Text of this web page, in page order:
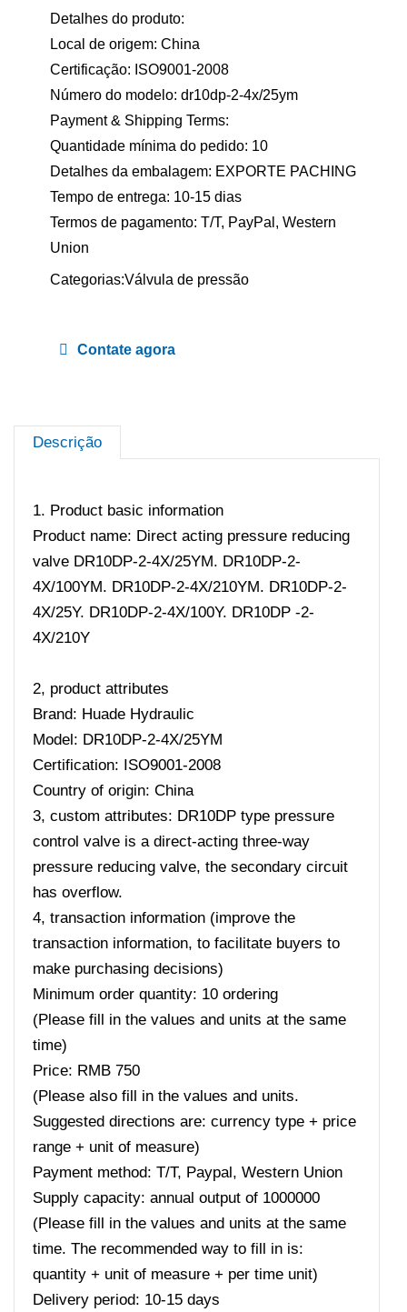
Detalhes do produto:
Local de origem: China
Certificação: ISO9001-2008
Número do modelo: dr10dp-2-4x/25ym
Payment & Shipping Terms:
Quantidade mínima do pedido: 10
Detalhes da embalagem: EXPORTE PACHING
Tempo de entrega: 10-15 dias
Termos de pagamento: T/T, PayPal, Western
Union
Categorias:Válvula de pressão
Contate agora
Descrição
1. Product basic information
Product name: Direct acting pressure reducing
valve DR10DP-2-4X/25YM. DR10DP-2-
4X/100YM. DR10DP-2-4X/210YM. DR10DP-2-
4X/25Y. DR10DP-2-4X/100Y. DR10DP -2-
4X/210Y
2, product attributes
Brand: Huade Hydraulic
Model: DR10DP-2-4X/25YM
Certification: ISO9001-2008
Country of origin: China
3, custom attributes: DR10DP type pressure
control valve is a direct-acting three-way
pressure reducing valve, the secondary circuit
has overflow.
4, transaction information (improve the
transaction information, to facilitate buyers to
make purchasing decisions)
Minimum order quantity: 10 ordering
(Please fill in the values ​​and units at the same
time)
Price: RMB 750
(Please also fill in the values ​​and units.
Suggested directions are: currency type + price
range + unit of measure)
Payment method: T/T, Paypal, Western Union
Supply capacity: annual output of 1000000
(Please fill in the values ​​and units at the same
time. The recommended way to fill in is:
quantity + unit of measure + per time unit)
Delivery period: 10-15 days